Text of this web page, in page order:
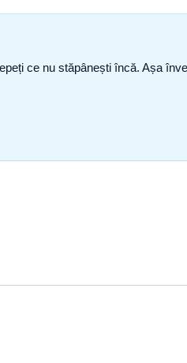
ce nu stăpânești încă. Așa